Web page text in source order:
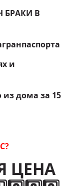
БРАКИ В
и
дома за 15
ЦЕНА